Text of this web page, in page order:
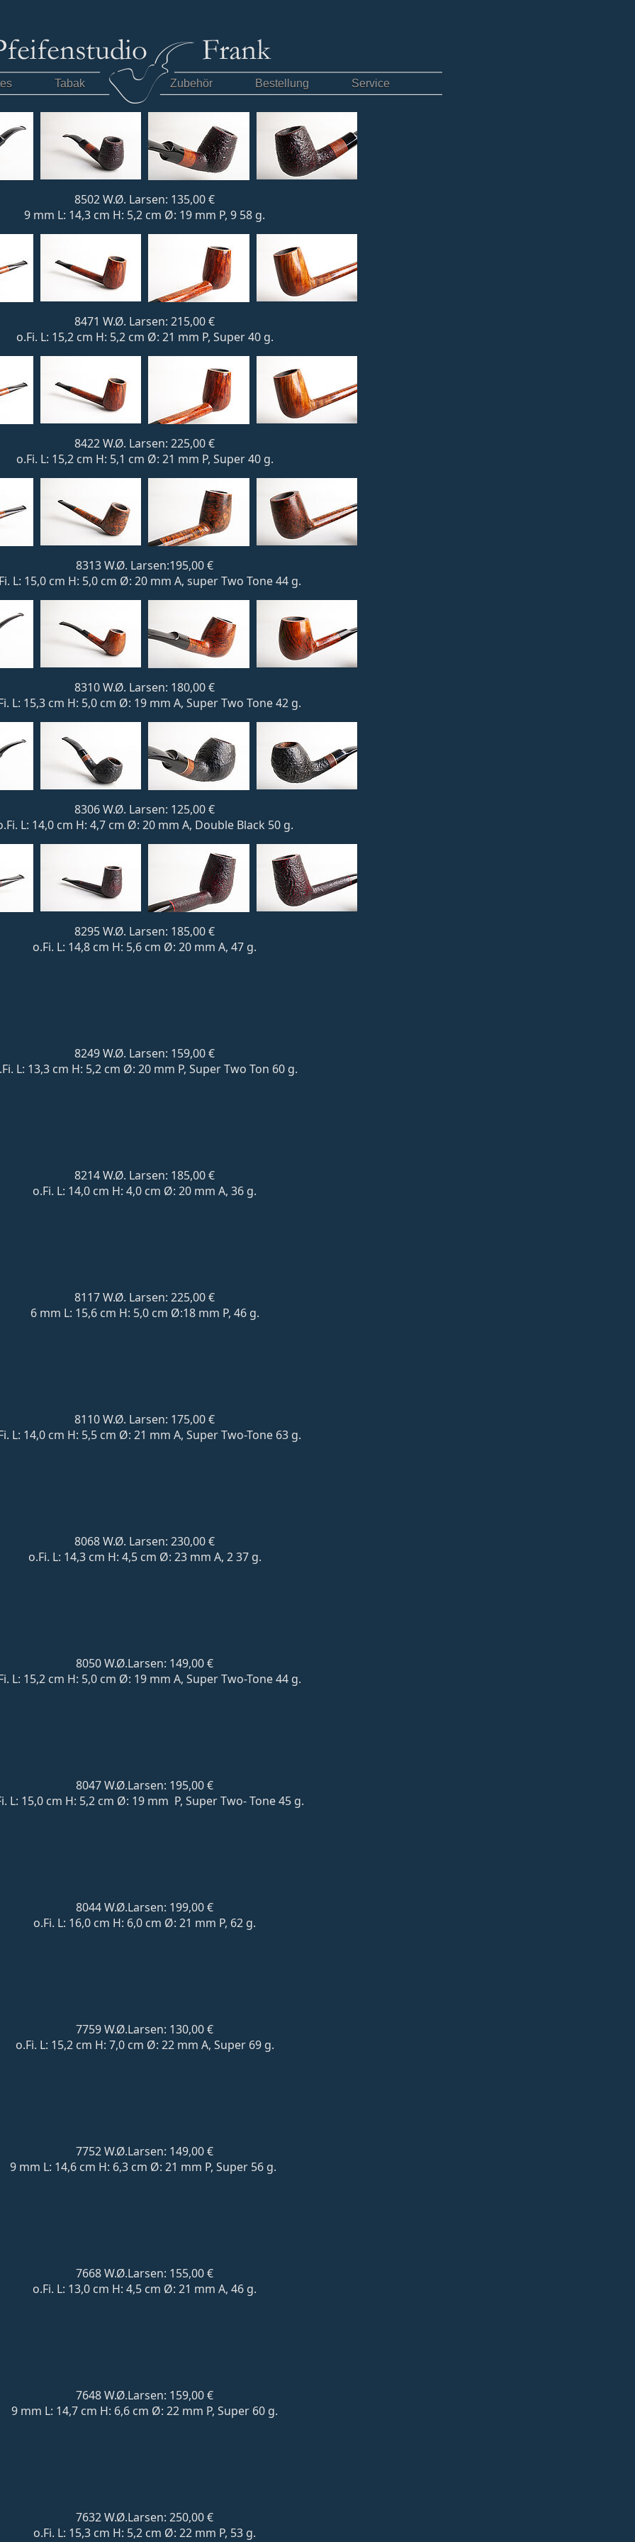
Tabak Zubehör Bestellung Service
8502 W.Ø. Larsen: 135,00 €
9 mm L: 14,3 cm H: 5,2 cm Ø: 19 mm P, 9 58 g.
8471 W.Ø. Larsen: 215,00 €
o.Fi. L: 15,2 cm H: 5,2 cm Ø: 21 mm P, Super 40 g.
8422 W.Ø. Larsen: 225,00 €
o.Fi. L: 15,2 cm H: 5,1 cm Ø: 21 mm P, Super 40 g.
8313 W.Ø. Larsen:195,00 €
L: 15,0 cm H: 5,0 cm Ø: 20 mm A, super Two Tone 44 g.
8310 W.Ø. Larsen: 180,00 €
L: 15,3 cm H: 5,0 cm Ø: 19 mm A, Super Two Tone 42 g.
8306 W.Ø. Larsen: 125,00 €
L: 14,0 cm H: 4,7 cm Ø: 20 mm A, Double Black 50 g.
8295 W.Ø. Larsen: 185,00 €
o.Fi. L: 14,8 cm H: 5,6 cm Ø: 20 mm A, 47 g.
8249 W.Ø. Larsen: 159,00 €
L: 13,3 cm H: 5,2 cm Ø: 20 mm P, Super Two Ton 60 g.
8214 W.Ø. Larsen: 185,00 €
o.Fi. L: 14,0 cm H: 4,0 cm Ø: 20 mm A, 36 g.
8117 W.Ø. Larsen: 225,00 €
6 mm L: 15,6 cm H: 5,0 cm Ø:18 mm P, 46 g.
8110 W.Ø. Larsen: 175,00 €
L: 14,0 cm H: 5,5 cm Ø: 21 mm A, Super Two-Tone 63 g.
8068 W.Ø. Larsen: 230,00 €
o.Fi. L: 14,3 cm H: 4,5 cm Ø: 23 mm A, 2 37 g.
8050 W.Ø.Larsen: 149,00 €
L: 15,2 cm H: 5,0 cm Ø: 19 mm A, Super Two-Tone 44 g.
8047 W.Ø.Larsen: 195,00 €
L: 15,0 cm H: 5,2 cm Ø: 19 mm P, Super Two- Tone 45 g.
8044 W.Ø.Larsen: 199,00 €
o.Fi. L: 16,0 cm H: 6,0 cm Ø: 21 mm P, 62 g.
7759 W.Ø.Larsen: 130,00 €
o.Fi. L: 15,2 cm H: 7,0 cm Ø: 22 mm A, Super 69 g.
7752 W.Ø.Larsen: 149,00 €
9 mm L: 14,6 cm H: 6,3 cm Ø: 21 mm P, Super 56 g.
7668 W.Ø.Larsen: 155,00 €
o.Fi. L: 13,0 cm H: 4,5 cm Ø: 21 mm A, 46 g.
7648 W.Ø.Larsen: 159,00 €
9 mm L: 14,7 cm H: 6,6 cm Ø: 22 mm P, Super 60 g.
7632 W.Ø.Larsen: 250,00 €
o.Fi. L: 15,3 cm H: 5,2 cm Ø: 22 mm P, 53 g.